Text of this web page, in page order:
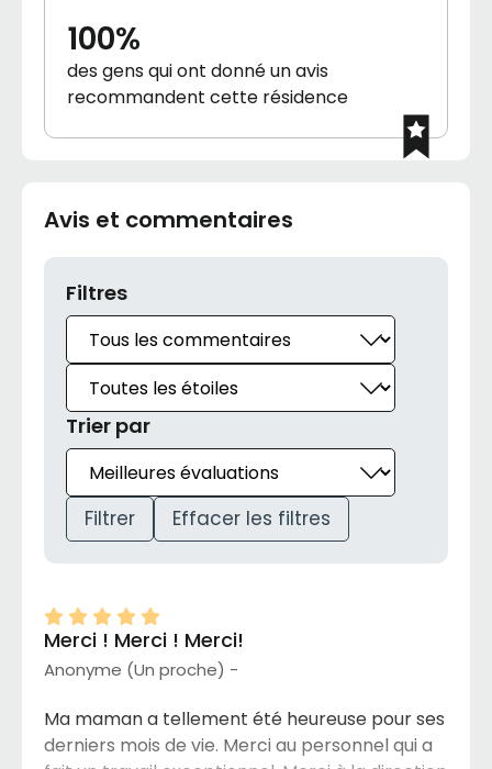
100%
des gens qui ont donné un avis
recommandent cette résidence
Avis et commentaires
Filtres
Trier par
Filtrer Effacer les filtres
Merci ! Merci ! Merci!
Anonyme (Un proche) -
Ma maman a tellement été heureuse pour ses
derniers mois de vie. Merci au personnel qui a